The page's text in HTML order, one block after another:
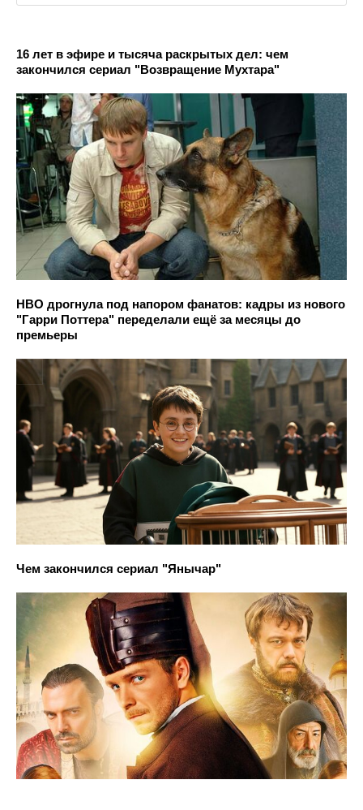
16 лет в эфире и тысяча раскрытых дел: чем
закончился сериал "Возвращение Мухтара"
HBO дрогнула под напором фанатов: кадры из нового
"Гарри Поттера" переделали ещё за месяцы до
премьеры
Чем закончился сериал "Янычар"